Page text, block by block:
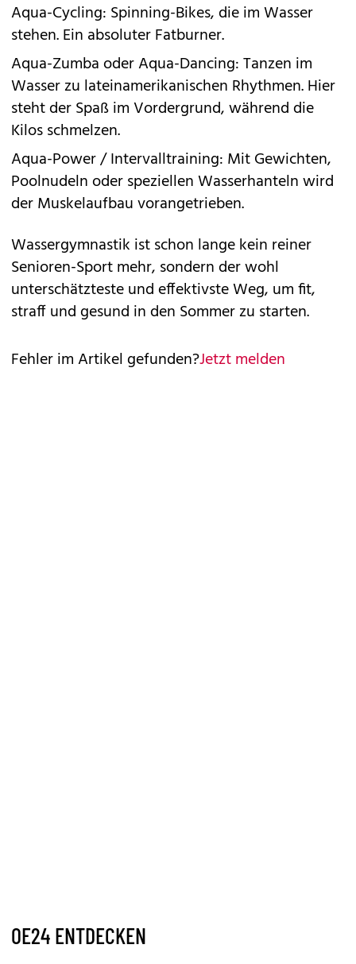
Aqua-Cycling: Spinning-Bikes, die im Wasser
stehen. Ein absoluter Fatburner.
Aqua-Zumba oder Aqua-Dancing: Tanzen im
Wasser zu lateinamerikanischen Rhythmen. Hier
steht der Spaß im Vordergrund, während die
Kilos schmelzen.
Aqua-Power / Intervalltraining: Mit Gewichten,
Poolnudeln oder speziellen Wasserhanteln wird
der Muskelaufbau vorangetrieben.
Wassergymnastik ist schon lange kein reiner
Senioren-Sport mehr, sondern der wohl
unterschätzteste und effektivste Weg, um fit,
straff und gesund in den Sommer zu starten.
Fehler im Artikel gefunden?Jetzt melden
OE24 ENTDECKEN